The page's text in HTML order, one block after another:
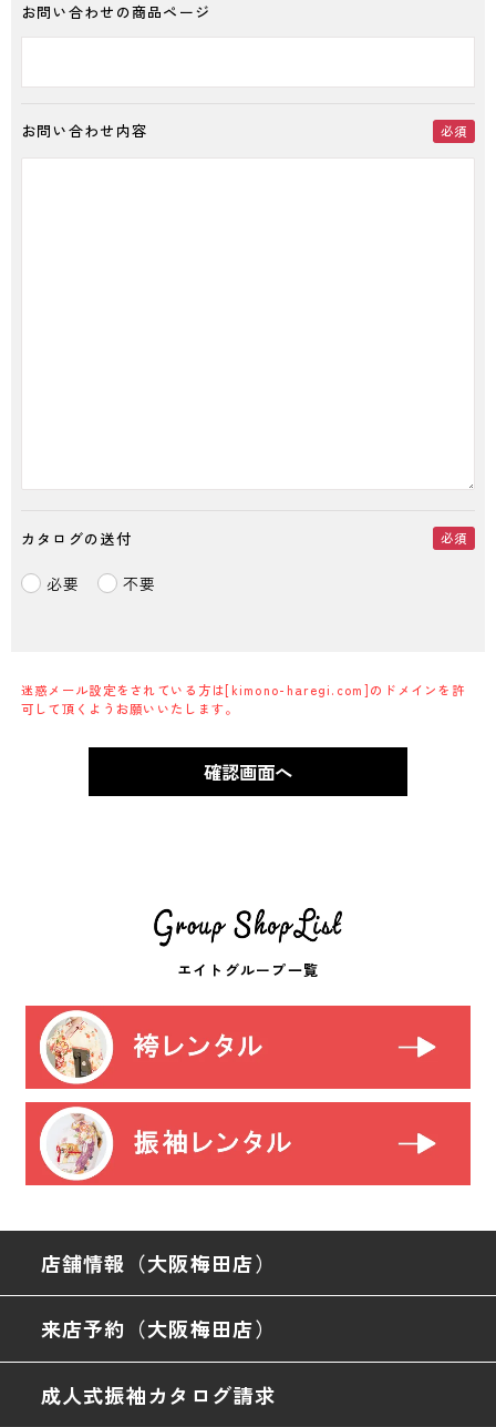
お問い合わせの商品ページ
お問い合わせ内容 必須
カタログの送付 必須
必要 不要
迷惑メール設定をされている方は[kimono-haregi.com]のドメインを許
可して頂くようお願いいたします。
確認画面へ
エイトグループ一覧
店舗情報（大阪梅田店）
来店予約（大阪梅田店）
成人式振袖カタログ請求